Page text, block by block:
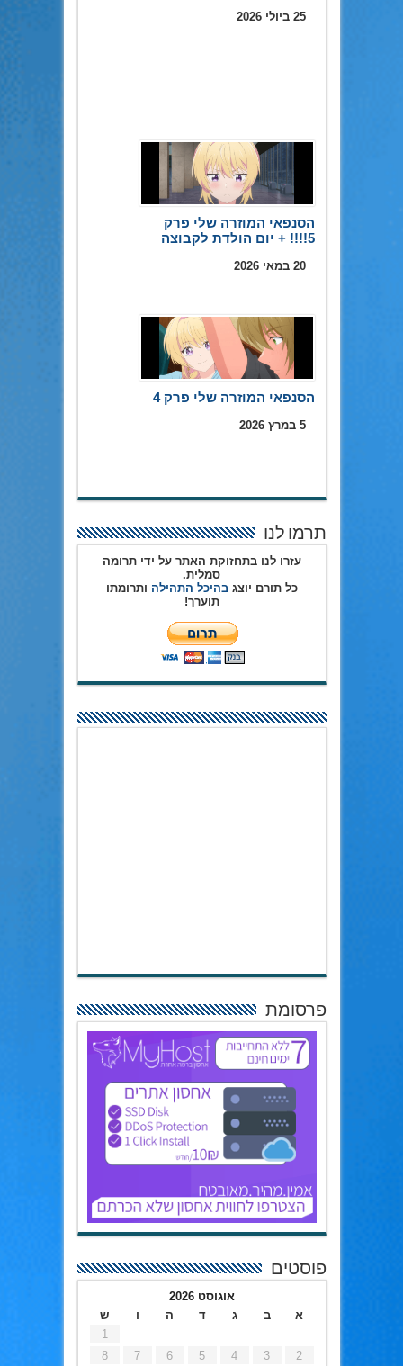
25 ביולי 2026
הסנפאי המוזרה שלי פרק
5!!!! + יום הולדת לקבוצה
20 במאי 2026
הסנפאי המוזרה שלי פרק 4
5 במרץ 2026
תרמו לנו
עזרו לנו בתחזוקת האתר על ידי תרומה
סמלית.
כל תורם יוצגבהיכל התהילה ותרומתו
תוערך!
פרסומת
פוסטים
אוגוסט 2026
א
ב ג ד ה ו
ש
1
2
3
4
5
6
7
8